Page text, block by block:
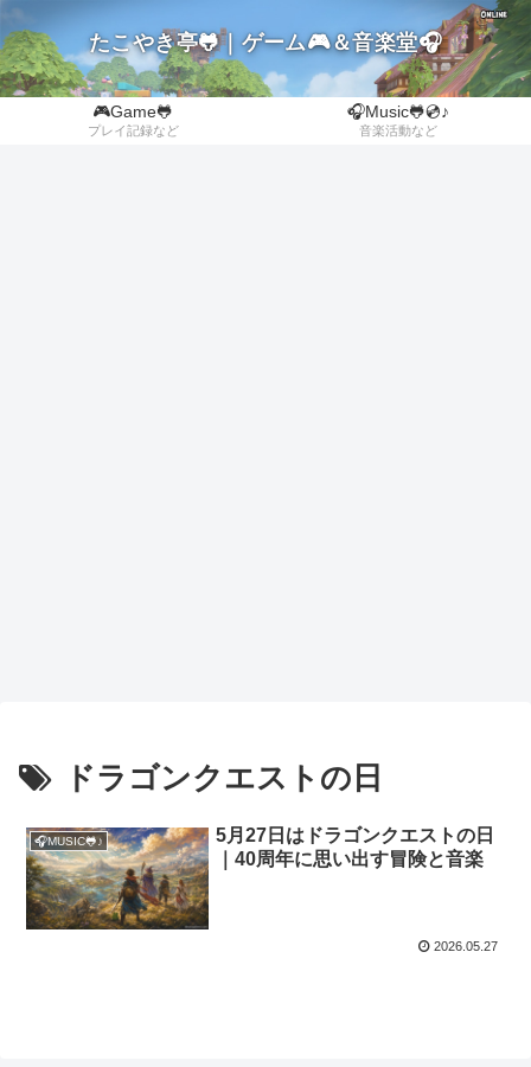
たこやき亭🐸｜ゲーム🎮＆音楽堂🎧
🎮Game🐸
プレイ記録など
🎧Music🐸💿♪
音楽活動など
ドラゴンクエストの日
🎧MUSIC🐸♪
5月27日はドラゴンクエストの日
｜40周年に思い出す冒険と音楽
2026.05.27